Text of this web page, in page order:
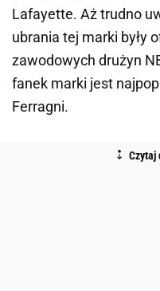
Lafayette. Aż trudno
ubrania tej marki były
zawodowych drużyn
fanek marki jest
Ferragni.